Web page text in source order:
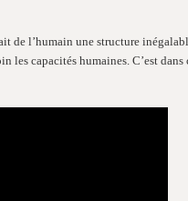
l’humain une structure
capacités humaines. C’est